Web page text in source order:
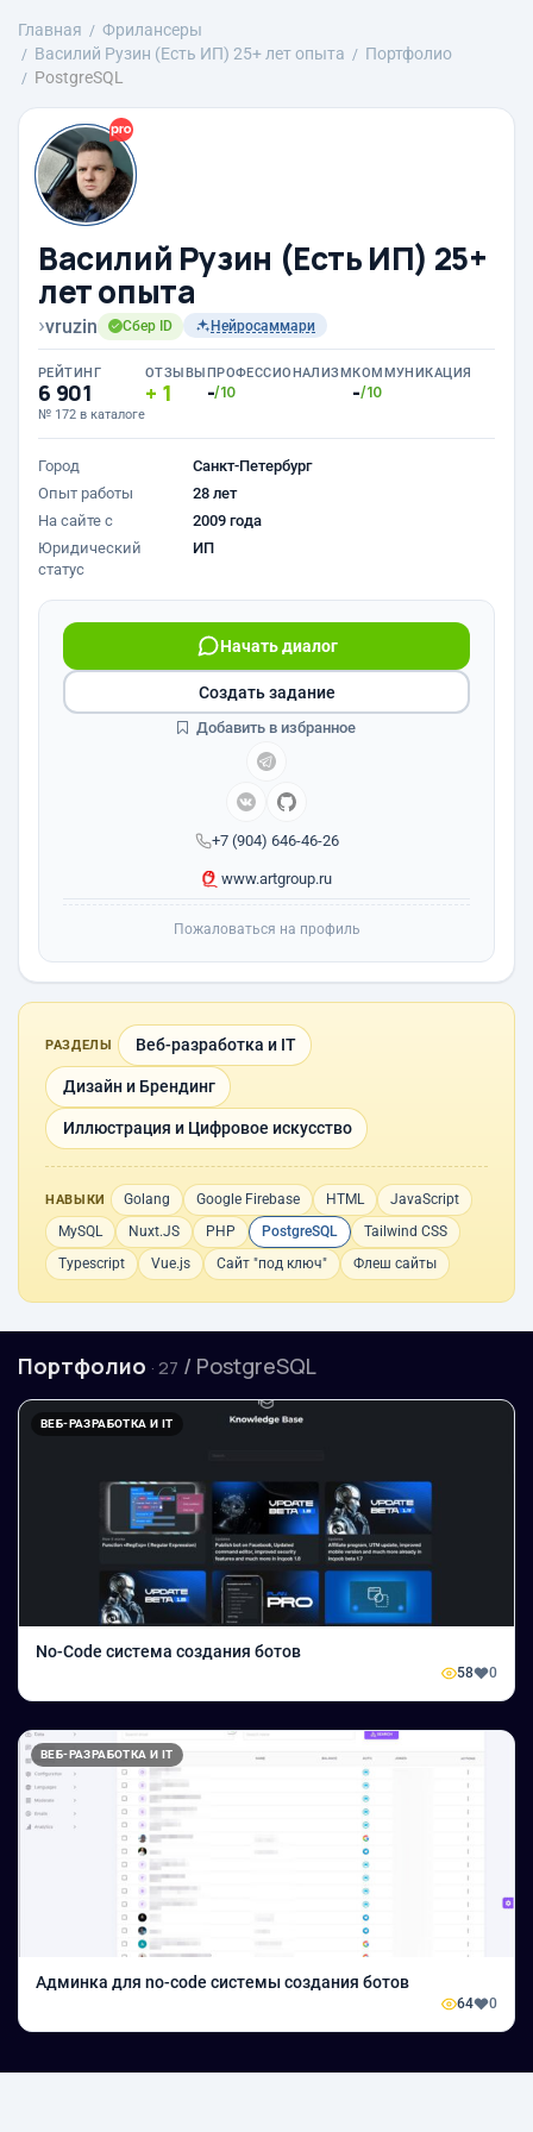
Главная
Фрилансеры
Василий Рузин (Есть ИП) 25+ лет опыта
Портфолио
PostgreSQL
Василий Рузин (Есть ИП) 25+
лет опыта
›vruzin Сбер ID Нейросаммари
РЕЙТИНГ
6 901
№ 172 в каталоге
ОТЗЫВЫ
1
ПРОФЕССИОНАЛИЗМ
-/10
КОММУНИКАЦИЯ
-/10
Город
Санкт-Петербург
Опыт работы
28 лет
На сайте с
2009 года
Юридический
статус
ИП
+7 (904) 646-46-26
Начать диалог
www.artgroup.ru
Создать задание
Добавить в избранное
Пожаловаться на профиль
РАЗДЕЛЫ Веб-разработка и IT
Дизайн и Брендинг
Иллюстрация и Цифровое искусство
НАВЫКИ Golang Google Firebase HTML
JavaScript
MySQL
Nuxt.JS PHP PostgreSQL
Tailwind CSS
Typescript
Vue.js Сайт "под ключ" Флеш сайты
Портфолио · 27 / PostgreSQL
ВЕБ-РАЗРАБОТКА И IT
No-Code система создания ботов
58 0
ВЕБ-РАЗРАБОТКА И IT
Админка для no-code системы создания ботов
64 0